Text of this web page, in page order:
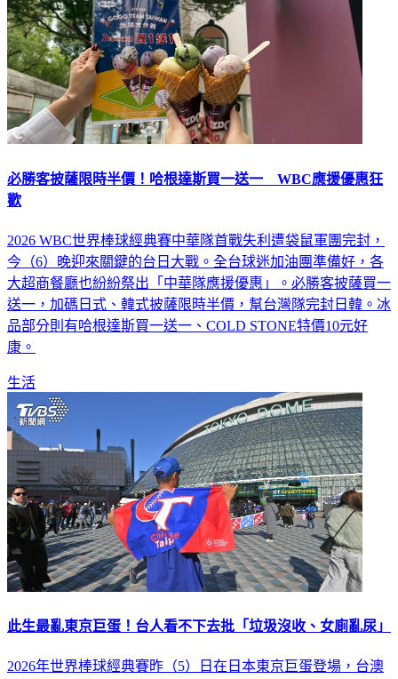
必勝客披薩限時半價！哈根達斯買一送一 WBC應援優惠狂
歡
2026 WBC世界棒球經典賽中華隊首戰失利遭袋鼠軍團完封，
今（6）晚迎來關鍵的台日大戰。全台球迷加油團準備好，各
大超商餐廳也紛紛祭出「中華隊應援優惠」。必勝客披薩買一
送一，加碼日式、韓式披薩限時半價，幫台灣隊完封日韓。冰
品部分則有哈根達斯買一送一、COLD STONE特價10元好
康。
生活
此生最亂東京巨蛋！台人看不下去批「垃圾沒收、女廁亂尿」
2026年世界棒球經典賽昨（5）日在日本東京巨蛋登場，台澳